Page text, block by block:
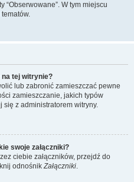
“Obserwowane”. W tym miejscu
na tej witrynie?
lub zabronić zamieszczać pewne
zamieszczanie, jakich typów
się z administratorem witryny.
swoje załączniki?
ciebie załączników, przejdź do
odnośnikZałączniki.